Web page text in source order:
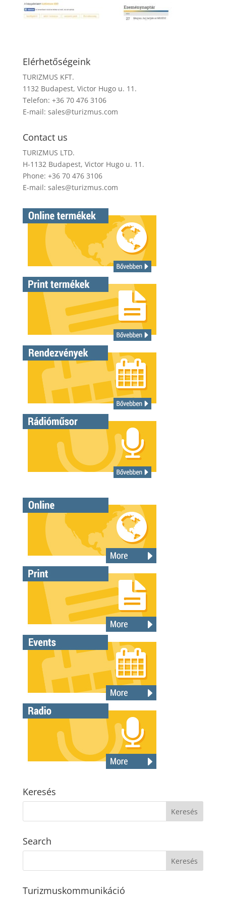
Elérhetőségeink
TURIZMUS KFT.
1132 Budapest, Victor Hugo u. 11.
Telefon: +36 70 476 3106
E-mail: sales@turizmus.com
Contact us
TURIZMUS LTD.
H-1132 Budapest, Victor Hugo u. 11.
Phone: +36 70 476 3106
E-mail: sales@turizmus.com
Keresés
Search
Turizmuskommunikáció